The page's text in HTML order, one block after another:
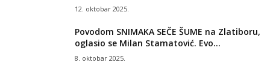
12. oktobar 2025.
Povodom SNIMAKA SEČE ŠUME na Zlatiboru,
oglasio se Milan Stamatović. Evo...
8. oktobar 2025.